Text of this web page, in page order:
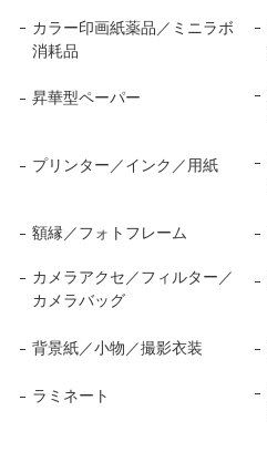
カラー印画紙薬品／ミニラボ
消耗品
昇華型ペーパー
プリンター／インク／用紙
額縁／フォトフレーム
カメラアクセ／フィルター／
カメラバッグ
背景紙／小物／撮影衣装
ラミネート